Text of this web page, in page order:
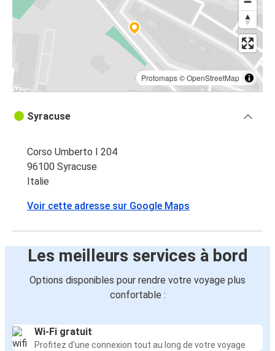
Protomaps©OpenStreetMap
Syracuse
Corso Umberto I 204
96100 Syracuse
Italie
Voir cette adresse sur Google Maps
Les meilleurs services à bord
Options disponibles pour rendre votre voyage plus
confortable :
Wi-Fi gratuit
Profitez d'une connexion tout au long de votre voyage